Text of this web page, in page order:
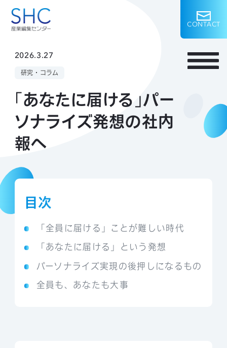
CONTACT
2026.3.27
研究・コラム
「あなたに届ける」パー
ソナライズ発想の社内
報へ
目次
「全員に届ける」ことが難しい時代
「あなたに届ける」という発想
パーソナライズ実現の後押しになるもの
全員も、あなたも大事